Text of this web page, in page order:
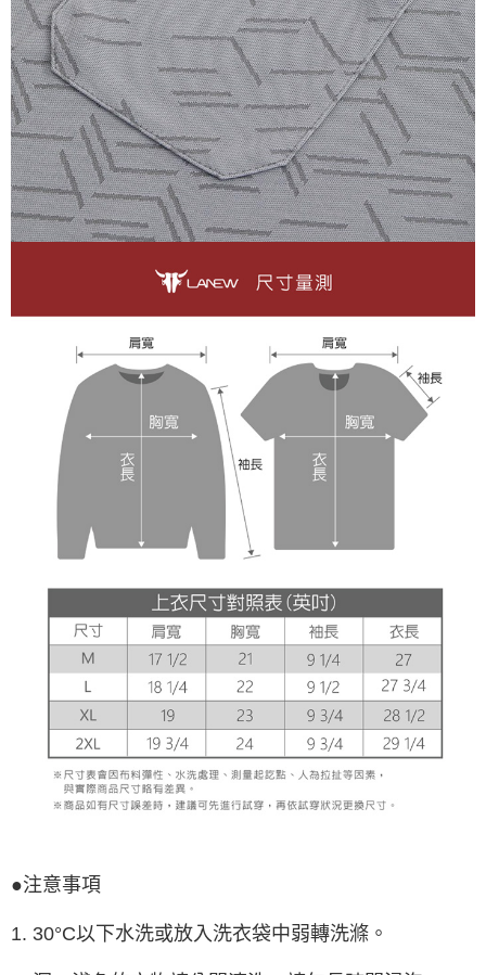
●注意事項
1. 30°C以下水洗或放入洗衣袋中弱轉洗滌。